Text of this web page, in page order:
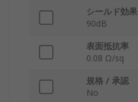
シールド効果
90dB
表面抵抗率
0.08 Ω/sq
規格 / 承認
No